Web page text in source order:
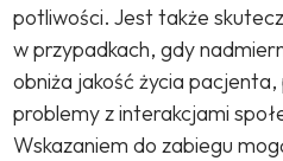
potliwości. Jest także
w przypadkach, gdy
obniża jakość życia
problemy z interakcjami
Wskazaniem do zabiegu